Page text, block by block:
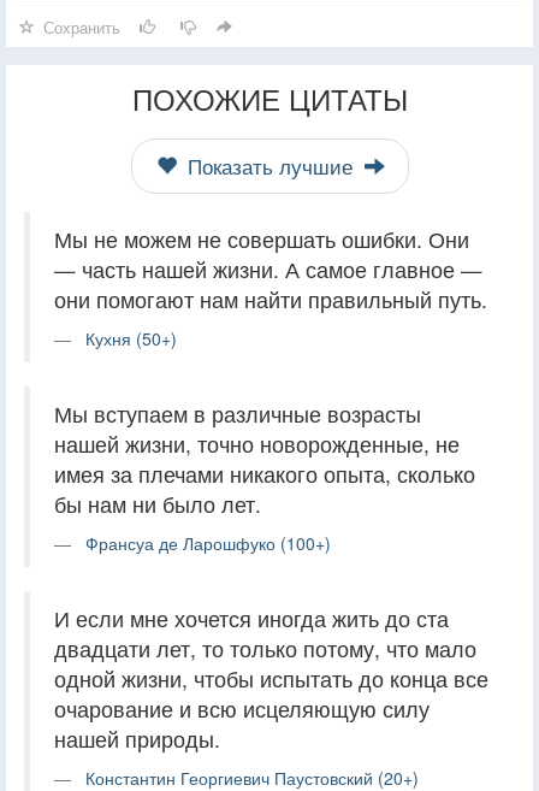
Сохранить
ПОХОЖИЕ ЦИТАТЫ
Показать лучшие
Мы не можем не совершать ошибки. Они
— часть нашей жизни. А самое главное —
они помогают нам найти правильный путь.
Кухня (50+)
Мы вступаем в различные возрасты
нашей жизни, точно новорожденные, не
имея за плечами никакого опыта, сколько
бы нам ни было лет.
Франсуа де Ларошфуко (100+)
И если мне хочется иногда жить до ста
двадцати лет, то только потому, что мало
одной жизни, чтобы испытать до конца все
очарование и всю исцеляющую силу
нашей природы.
Константин Георгиевич Паустовский (20+)